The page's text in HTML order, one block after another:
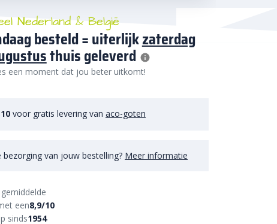
Nederland & België
besteld = uiterlijkzaterdag
thuis geleverd
een moment dat jou beter uitkomt!
voor gratis levering van aco-goten
van jouw bestelling? Meer informatie
een8,9/10
sinds1954